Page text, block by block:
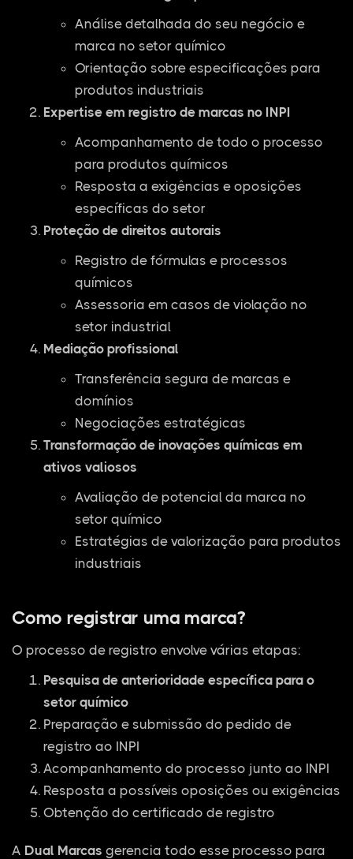
Análise detalhada do seu negócio e
marca no setor químico
Orientação sobre especificações para
produtos industriais
Expertise em registro de marcas no INPI
Acompanhamento de todo o processo
para produtos químicos
Resposta a exigências e oposições
específicas do setor
Proteção de direitos autorais
Registro de fórmulas e processos
químicos
Assessoria em casos de violação no
setor industrial
Mediação profissional
Transferência segura de marcas e
domínios
Negociações estratégicas
Transformação de inovações químicas em
ativos valiosos
Avaliação de potencial da marca no
setor químico
Estratégias de valorização para produtos
industriais
Como registrar uma marca?
O processo de registro envolve várias etapas:
Pesquisa de anterioridade específica para o
setor químico
Preparação e submissão do pedido de
registro ao INPI
Acompanhamento do processo junto ao INPI
Resposta a possíveis oposições ou exigências
Obtenção do certificado de registro
A Dual Marcas gerencia todo esse processo para